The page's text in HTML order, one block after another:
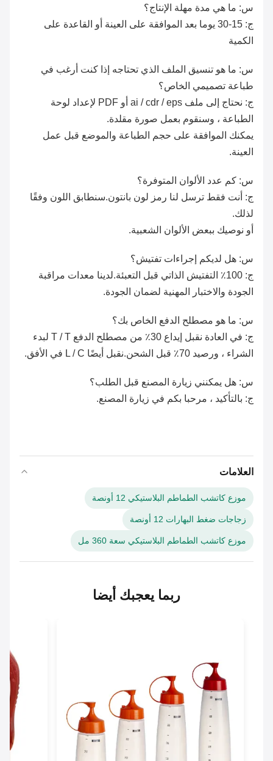
س: ما هي مدة مهلة الإنتاج؟
ج: 15-30 يوما بعد الموافقة على العينة أو القاعدة على
الكمية
س: ما هو تنسيق الملف الذي تحتاجه إذا كنت أرغب في
طباعة تصميمي الخاص؟
ج: نحتاج إلى ملف ai / cdr / eps أو PDF لإعداد لوحة
الطباعة ، وسنقوم بعمل صورة مقلدة.
يمكنك الموافقة على حجم الطباعة والموضع قبل عمل
العينة.
س: كم عدد الألوان المتوفرة؟
ج: أنت فقط ترسل لنا رمز لون بانتون.سنطابق اللون وفقًا
لذلك.
أو نوصيك ببعض الألوان الشعبية.
س: هل لديكم إجراءات تفتيش؟
ج: 100٪ التفتيش الذاتي قبل التعبئة.لدينا معدات مراقبة
الجودة والاختبار المهنية لضمان الجودة.
س: ما هو مصطلح الدفع الخاص بك؟
ج: في العادة نقبل إيداع 30٪ من مصطلح الدفع T / T لبدء
الشراء ، ورصيد 70٪ قبل الشحن.نقبل أيضًا L / C في الأفق.
س: هل يمكنني زيارة المصنع قبل الطلب؟
ج: بالتأكيد ، مرحبا بكم في زيارة المصنع.
العلامات
موزع كاتشب الطماطم البلاستيكي 12 أونصة
زجاجات ضغط البهارات 12 أونصة
موزع كاتشب الطماطم البلاستيكي سعة 360 مل
ربما يعجبك أيضا